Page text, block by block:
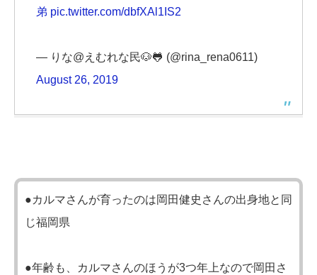
弟 pic.twitter.com/dbfXAl1IS2
— りな@えむれな民🐶🐸 (@rina_rena0611)
August 26, 2019
●カルマさんが育ったのは岡田健史さんの出身地と同
じ福岡県
●年齢も、カルマさんのほうが3つ年上なので岡田さ